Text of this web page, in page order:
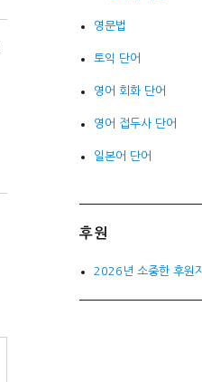
영문법
토익 단어
영어 회화 단어
영어 접두사 단어
일본어 단어
후원
2026년 소중한 후원